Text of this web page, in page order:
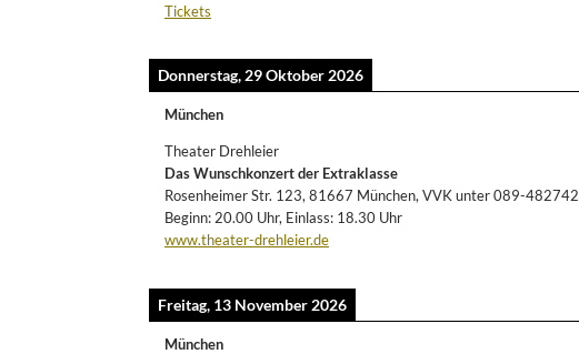
Tickets
Donnerstag, 29 Oktober 2026
München
Theater Drehleier
Das Wunschkonzert der Extraklasse
Rosenheimer Str. 123, 81667 München, VVK unter 089-482742
Beginn: 20.00 Uhr, Einlass: 18.30 Uhr
www.theater-drehleier.de
Freitag, 13 November 2026
München